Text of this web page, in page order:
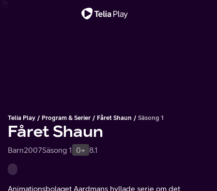
Telia Play Program & Serier Fåret Shaun Säsong 1
Fåret Shaun
Barn2007Säsong 1 0+ 8.1
Animationsbolaget Aardmans hyllade serie om det